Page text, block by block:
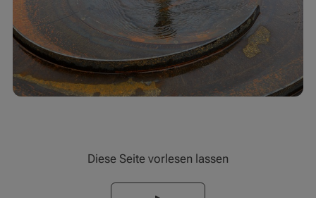
Diese Seite vorlesen lassen